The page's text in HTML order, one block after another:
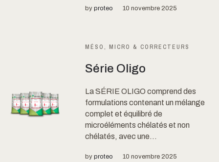
byproteo 10 novembre 2025
MÉSO, MICRO & CORRECTEURS
Série Oligo
La SÉRIE OLIGO comprend des
formulations contenant un mélange
complet et équilibré de
microéléments chélatés et non
chélatés, avec une...
byproteo 10 novembre 2025